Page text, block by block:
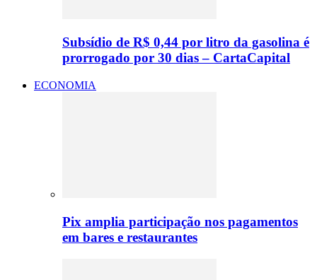
Subsídio de R$ 0,44 por litro da gasolina é
prorrogado por 30 dias – CartaCapital
ECONOMIA
Pix amplia participação nos pagamentos
em bares e restaurantes